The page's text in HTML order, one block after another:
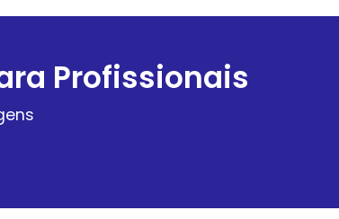
Profissionais